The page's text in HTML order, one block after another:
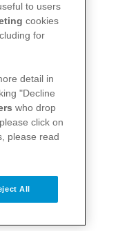
to users
cookies
for
detail in
"Decline
who drop
click on
please read
All